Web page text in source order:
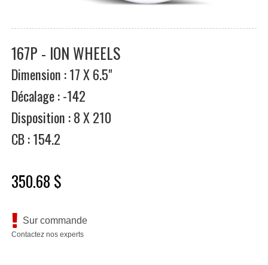
167P - ION WHEELS
Dimension : 17 X 6.5"
Décalage : -142
Disposition : 8 X 210
CB : 154.2
350.68 $
Sur commande
Contactez nos experts